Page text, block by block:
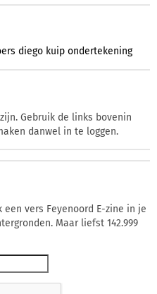
diego kuip ondertekening
Gebruik de links bovenin
danwel in te loggen.
vers Feyenoord E-zine in je
Maar liefst 142.999